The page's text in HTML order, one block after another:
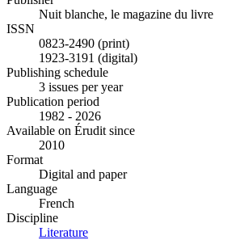
Nuit blanche, le magazine du livre
ISSN
0823-2490 (print)
1923-3191 (digital)
Publishing schedule
3 issues per year
Publication period
1982 - 2026
Available on Érudit since
2010
Format
Digital and paper
Language
French
Discipline
Literature